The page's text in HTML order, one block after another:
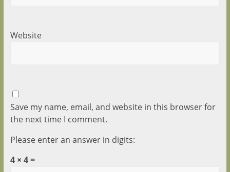
Website
Save my name, email, and website in this browser for
the next time I comment.
Please enter an answer in digits:
4 × 4 =